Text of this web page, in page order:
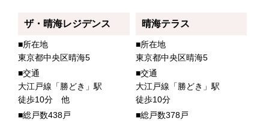
ザ・晴海レジデンス
■所在地
東京都中央区晴海5
■交通
大江戸線「勝どき」駅
徒歩10分 他
■総戸数438戸
晴海テラス
■所在地
東京都中央区晴海5
■交通
大江戸線「勝どき」駅
徒歩10分
■総戸数378戸